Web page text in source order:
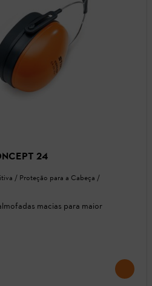
24
/ Proteção para a Cabeça /
macias para maior